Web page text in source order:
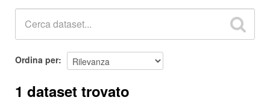
Ordina per
1 dataset trovato